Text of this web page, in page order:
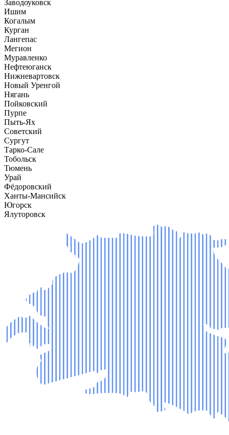
Заводоуковск
Ишим
Когалым
Курган
Лангепас
Мегион
Муравленко
Нефтеюганск
Нижневартовск
Новый Уренгой
Нягань
Пойковский
Пурпе
Пыть-Ях
Советский
Сургут
Тарко-Сале
Тобольск
Тюмень
Урай
Фёдоровский
Ханты-Мансийск
Югорск
Ялуторовск